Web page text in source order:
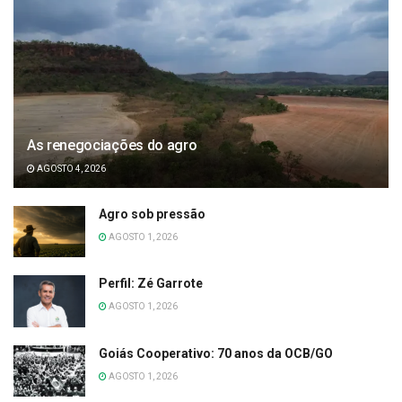
As renegociações do agro
AGOSTO 4, 2026
Agro sob pressão
AGOSTO 1, 2026
Perfil: Zé Garrote
AGOSTO 1, 2026
Goiás Cooperativo: 70 anos da OCB/GO
AGOSTO 1, 2026